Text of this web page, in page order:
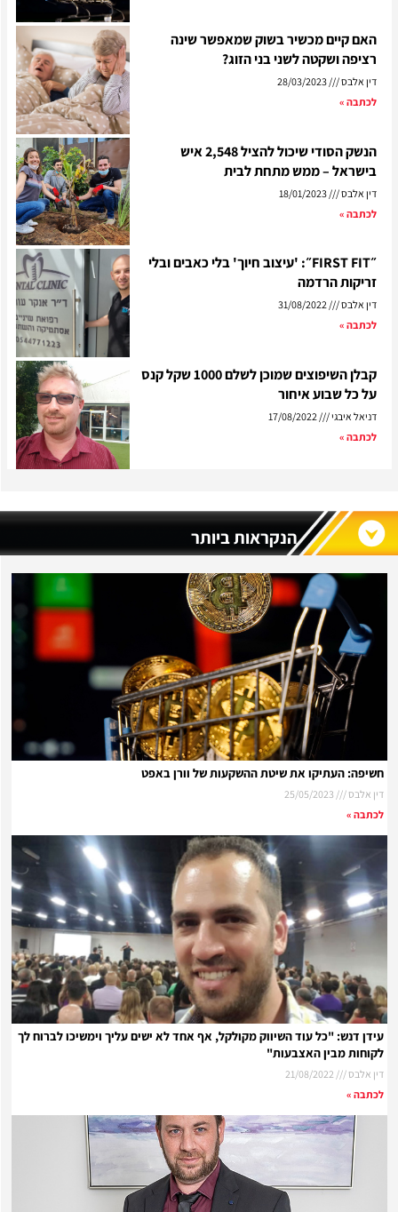
האם קיים מכשיר בשוק שמאפשר שינה
רציפה ושקטה לשני בני הזוג?
דין אלבס
28/03/2023
לכתבה »
הנשק הסודי שיכול להציל 2,548 איש
בישראל – ממש מתחת לבית
דין אלבס
לכתבה »
״FIRST FIT״: 'עיצוב חיוך' בלי כאבים ובלי
זריקות הרדמה
דין אלבס
31/08/2022
לכתבה »
קבלן השיפוצים שמוכן לשלם 1000 שקל קנס
על כל שבוע איחור
דניאל איבגי
17/08/2022
לכתבה »
הנקראות ביותר
חשיפה: העתיקו את שיטת ההשקעות של וורן באפט
דין אלבס
לכתבה »
עידן דנש: "כל עוד השיווק מקולקל, אף אחד לא ישים עליך וימשיכו לברוח לך
לקוחות מבין האצבעות"
דין אלבס
לכתבה »